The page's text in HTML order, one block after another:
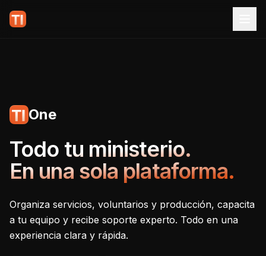
One
Tecnoiglesia One -
Todo tu ministerio.
En una sola plataforma.
Organiza servicios, voluntarios y producción, capacita
a tu equipo y recibe soporte experto. Todo en una
experiencia clara y rápida.